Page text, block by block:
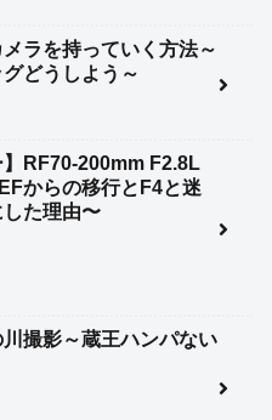
ラを持っていく方法～
どうしよう～
】RF70-200mm F2.8L
からの移行とF4と迷
た理由〜
撮影～蔵王ハンパない